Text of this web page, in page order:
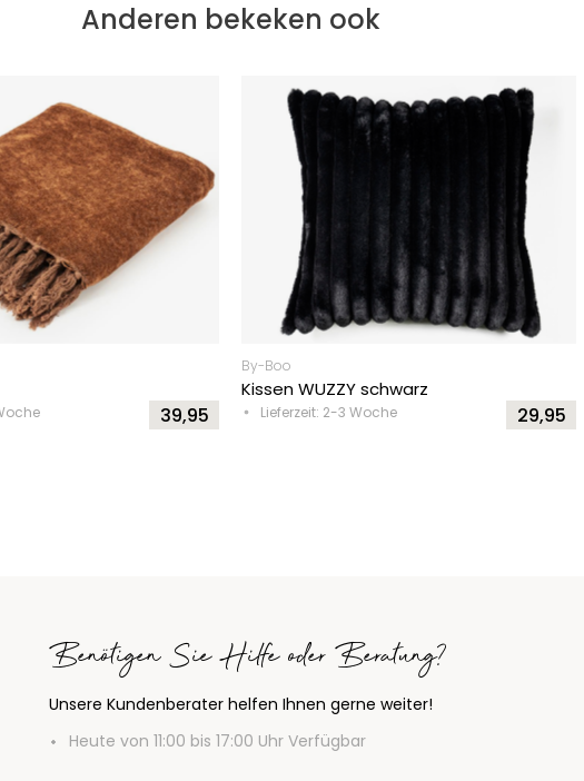
Anderen bekeken ook
39,95
By-Boo
Kissen WUZZY schwarz
Lieferzeit: 2-3 Woche 29,95
Benötigen Sie Hilfe oder Beratung?
Unsere Kundenberater helfen Ihnen gerne weiter!
Heute von 11:00 bis 17:00 Uhr Verfügbar